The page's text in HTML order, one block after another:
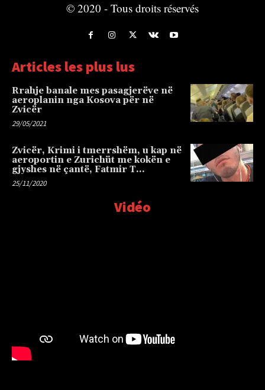
© 2020 - Tous droits réservés
Articles les plus lus
Rrahje banale mes pasagjerëve në
aeroplanin nga Kosova për në
Zvicër
29/05/2021
Zvicër, Krimi i tmerrshëm, u kap në
aeroportin e Zurichüt me kokën e
gjyshes në çantë, Fatmir T…
25/11/2020
Vidéo